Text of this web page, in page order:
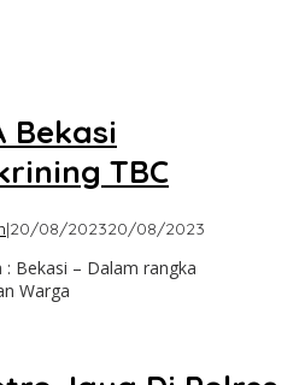
Bekasi
TBC
|20/08/202320/08/2023
Bekasi – Dalam rangka
Warga